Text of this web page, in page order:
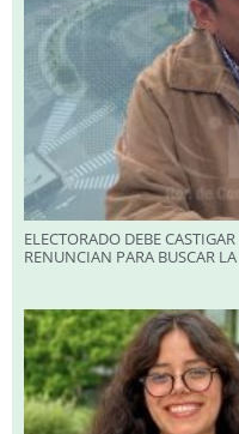
ELECTORADO DEBE
RENUNCIAN PARA BUSCAR